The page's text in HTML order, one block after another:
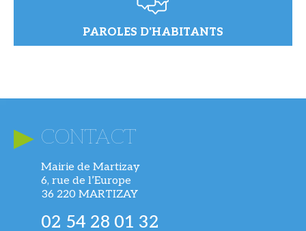
PAROLES D'HABITANTS
CONTACT
Mairie de Martizay
6, rue de l’Europe
36 220 MARTIZAY
02 54 28 01 32